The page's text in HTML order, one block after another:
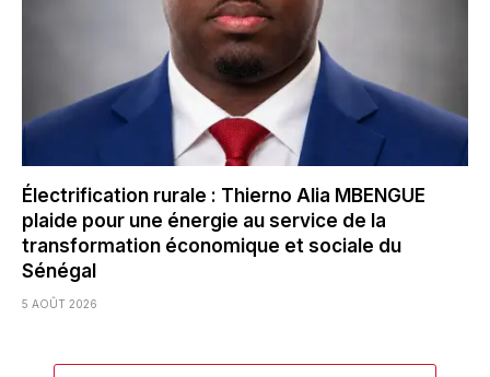
Électrification rurale : Thierno Alia MBENGUE
plaide pour une énergie au service de la
transformation économique et sociale du
Sénégal
5 AOÛT 2026